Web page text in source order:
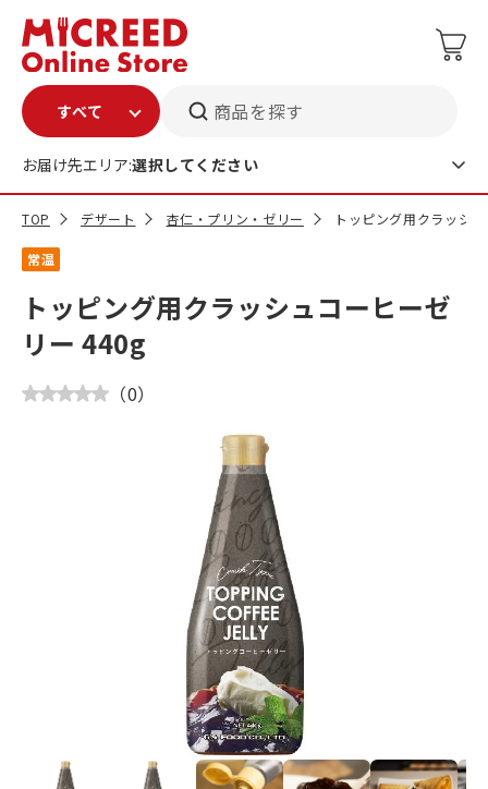
商品を探す
お届け先エリア:選択してください
TOP デザート 杏仁・プリン・ゼリー トッピング用クラッシ
常温
トッピング用クラッシュコーヒーゼ
リー 440g
（0）